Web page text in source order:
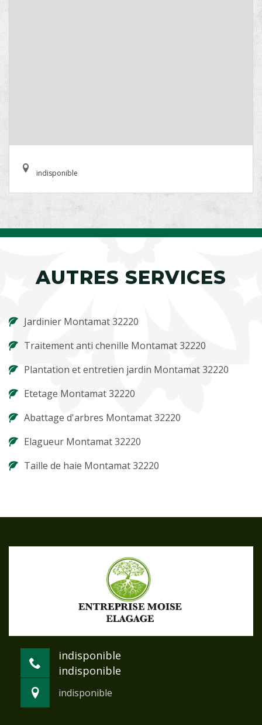
indisponible
AUTRES SERVICES
Jardinier Montamat 32220
Traitement anti chenille Montamat 32220
Plantation et entretien jardin Montamat 32220
Etetage Montamat 32220
Abattage d'arbres Montamat 32220
Elagueur Montamat 32220
Taille de haie Montamat 32220
indisponible
indisponible
indisponible